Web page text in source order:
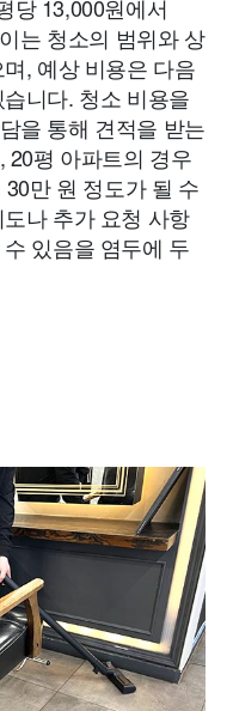
당 13,000원에서
는 청소의 범위와 상
, 예상 비용은 다음
니다. 청소 비용을
을 통해 견적을 받는
20평 아파트의 경우
만 원 정도가 될 수
나 추가 요청 사항
있음을 염두에 두